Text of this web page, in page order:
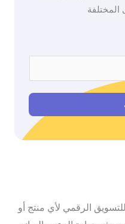
المختلفة
للتسويق الرقمي لأي منتج أو